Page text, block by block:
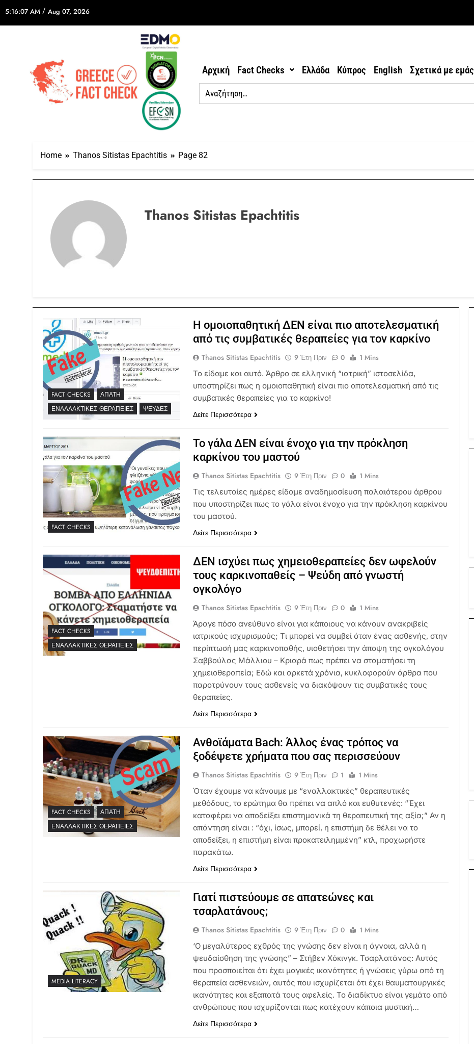
5:16:07 AM / Aug 07, 2026
Αρχική Fact Checks Ελλάδα Κύπρος English Σχετικά με εμάς
Home Thanos Sitistas Epachtitis Page 82
Thanos Sitistas Epachtitis
FACT CHECKS
ΑΠΆΤΗ
ΕΝΑΛΛΑΚΤΙΚΈΣ ΘΕΡΑΠΕΊΕΣ
ΨΕΥΔΈΣ
Η ομοιοπαθητική ΔΕΝ είναι πιο αποτελεσματική
από τις συμβατικές θεραπείες για τον καρκίνο
Thanos Sitistas Epachtitis 9 Έτη Πριν 0
1 Mins
Το είδαμε και αυτό. Άρθρο σε ελληνική “ιατρική” ιστοσελίδα,
υποστηρίζει πως η ομοιοπαθητική είναι πιο αποτελεσματική από τις
συμβατικές θεραπείες για το καρκίνο!
Δείτε Περισσότερα
FACT CHECKS
Το γάλα ΔΕΝ είναι ένοχο για την πρόκληση
καρκίνου του μαστού
Thanos Sitistas Epachtitis 9 Έτη Πριν 0
1 Mins
Τις τελευταίες ημέρες είδαμε αναδημοσίευση παλαιότερου άρθρου
που υποστηρίζει πως το γάλα είναι ένοχο για την πρόκληση καρκίνου
του μαστού.
Δείτε Περισσότερα
FACT CHECKS
ΕΝΑΛΛΑΚΤΙΚΈΣ ΘΕΡΑΠΕΊΕΣ
ΔΕΝ ισχύει πως χημειοθεραπείες δεν ωφελούν
τους καρκινοπαθείς – Ψεύδη από γνωστή
ογκολόγο
Thanos Sitistas Epachtitis 9 Έτη Πριν 0
1 Mins
Άραγε πόσο ανεύθυνο είναι για κάποιους να κάνουν ανακριβείς
ιατρικούς ισχυρισμούς; Τι μπορεί να συμβεί όταν ένας ασθενής, στην
περίπτωσή μας καρκινοπαθής, υιοθετήσει την άποψη της ογκολόγου
Σαββούλας Μάλλιου – Κριαρά πως πρέπει να σταματήσει τη
χημειοθεραπεία; Εδώ και αρκετά χρόνια, κυκλοφορούν άρθρα που
παροτρύνουν τους ασθενείς να διακόψουν τις συμβατικές τους
θεραπείες.
Δείτε Περισσότερα
FACT CHECKS
ΑΠΆΤΗ
ΕΝΑΛΛΑΚΤΙΚΈΣ ΘΕΡΑΠΕΊΕΣ
Ανθοϊάματα Bach: Άλλος ένας τρόπος να
ξοδέψετε χρήματα που σας περισσεύουν
Thanos Sitistas Epachtitis 9 Έτη Πριν 1
1 Mins
Όταν έχουμε να κάνουμε με “εναλλακτικές” θεραπευτικές
μεθόδους, το ερώτημα θα πρέπει να απλό και ευθυτενές: “Έχει
καταφέρει να αποδείξει επιστημονικά τη θεραπευτική της αξία;” Αν η
απάντηση είναι : “όχι, ίσως, μπορεί, η επιστήμη δε θέλει να το
αποδείξει, η επιστήμη είναι προκατειλημμένη” κτλ, προχωρήστε
παρακάτω.
Δείτε Περισσότερα
MEDIA LITERACY
Γιατί πιστεύουμε σε απατεώνες και
τσαρλατάνους;
Thanos Sitistas Epachtitis 9 Έτη Πριν 0
1 Mins
‘Ο μεγαλύτερος εχθρός της γνώσης δεν είναι η άγνοια, αλλά η
ψευδαίσθηση της γνώσης” – Στήβεν Χόκινγκ. Τσαρλατάνος: Αυτός
που προσποιείται ότι έχει μαγικές ικανότητες ή γνώσεις γύρω από τη
θεραπεία ασθενειών, αυτός που ισχυρίζεται ότι έχει θαυματουργικές
ικανότητες και εξαπατά τους αφελείς. Το διαδίκτυο είναι γεμάτο από
ανθρώπους που ισχυρίζονται πως κατέχουν κάποια μυστική…
Δείτε Περισσότερα